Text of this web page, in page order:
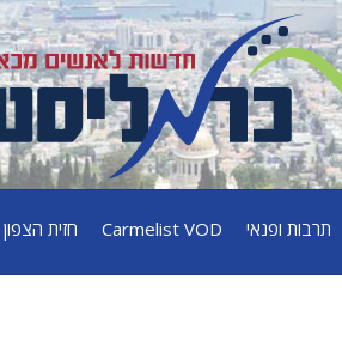
תרבות ופנאי Carmelist VOD חזית הצפון